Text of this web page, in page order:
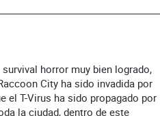
horror muy bien logrado,
City ha sido invadida por
el T-Virus ha sido propagado por
la ciudad, dentro de este